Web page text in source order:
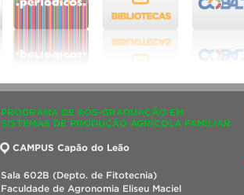
PROGRAMA DE PÓS-GRADUAÇÃO EM
SISTEMAS DE PRODUÇÃO AGRÍCOLA FAMILIAR
CAMPUS Capão do Leão
Sala 602B (Depto. de Fitotecnia)
Faculdade de Agronomia Eliseu Maciel